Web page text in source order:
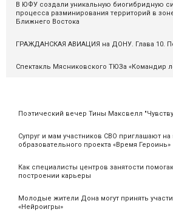
Поэтический вечер Тины Максвелл
Супруг и мам участников СВО приглашают на
образовательного проекта «Время Героинь»
Как специалисты центров занятости
построении карьеры
Молодые жители Дона могут принять
«Нейроигры»
В ЮФУ создали уникальную биогибридную
процесса разминирования территорий в
Ближнего Востока
ГРАЖДАНСКАЯ АВИАЦИЯ на ДОНУ. Глава 10.
Спектакль Мясниковского ТЮЗа «Командир